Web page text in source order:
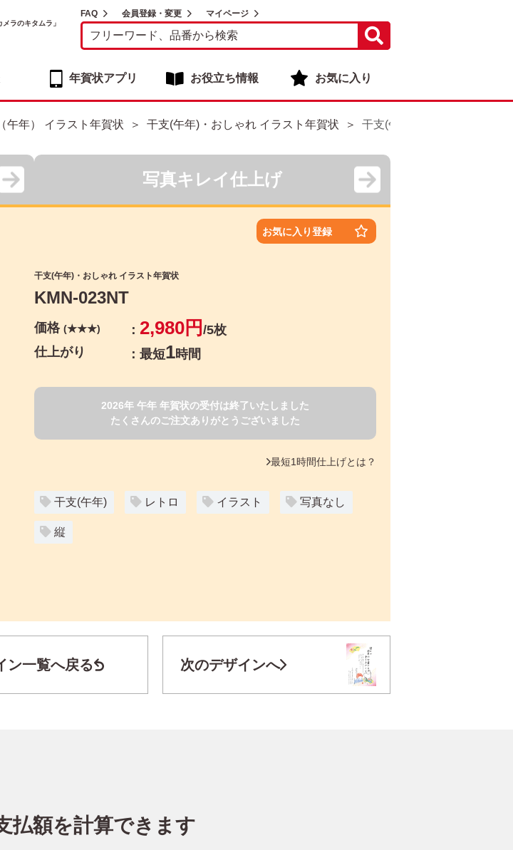
ラのキタムラ」
FAQ 会員登録・変更 マイページ
年賀状アプリ お役立ち情報 お気に入り
午年） イラスト年賀状 干支(午年)・おしゃれ イラスト年賀状 干支(午年)・おしゃれ イラ
写真キレイ仕上げ
お気に入り登録
干支(午年)・おしゃれ イラスト年賀状
KMN-023NT
価格 (★★★) 2,980円 /5枚
仕上がり
最短1時間
2026年 午年 年賀状の受付は終了いたしました
たくさんのご注文ありがとうございました
最短1時間仕上げとは？
干支(午年) レトロ イラスト 写真なし
縦
干支(午年)・おしゃれ イラスト年賀状
ン一覧へ戻る 次のデザインへ
払額を計算できます